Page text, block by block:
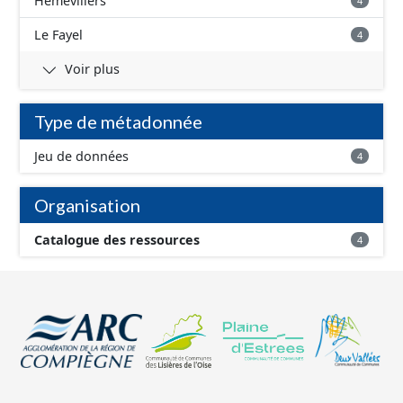
Le Fayel 4
Voir plus
Type de métadonnée
Jeu de données 4
Organisation
Catalogue des ressources 4